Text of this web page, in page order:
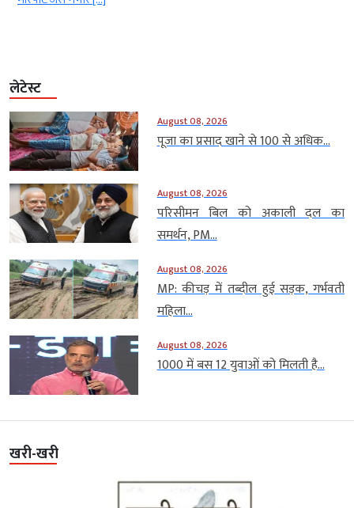
लेटेस्ट
August 08, 2026
पूजा का प्रसाद खाने से 100 से अधिक...
August 08, 2026
परिसीमन बिल को अकाली दल का
समर्थन, PM...
August 08, 2026
MP: कीचड़ में तब्दील हुई सड़क, गर्भवती
महिला...
August 08, 2026
1000 में बस 12 युवाओं को मिलती है...
खरी-खरी